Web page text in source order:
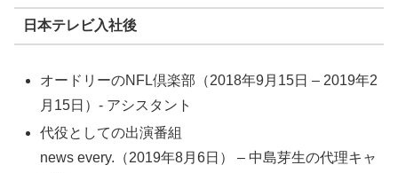
日本テレビ入社後
オードリーのNFL倶楽部（2018年9月15日 – 2019年2
月15日）- アシスタント
代役としての出演番組
news every.（2019年8月6日） – 中島芽生の代理キャ